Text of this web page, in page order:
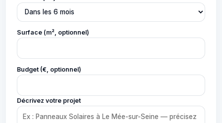
Surface (m², optionnel)
Budget (€, optionnel)
Décrivez votre projet